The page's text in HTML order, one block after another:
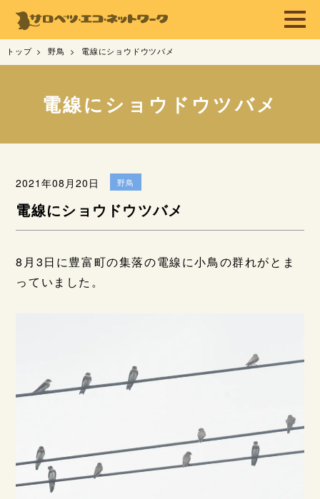
トップ 野鳥 電線にショウドウツバメ
電線にショウドウツバメ
2021年08月20日 野鳥
電線にショウドウツバメ
8月3日に豊富町の集落の電線に小鳥の群れがとま
っていました。